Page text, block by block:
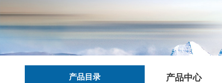
产品目录 产品中心